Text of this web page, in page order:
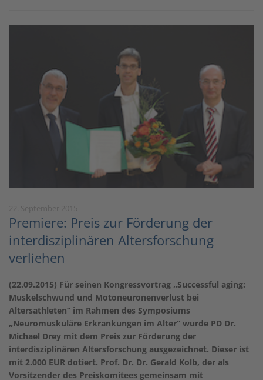
Premiere: Preis zur Förderung der
interdisziplinären Altersforschung
verliehen
(22.09.2015) Für seinen Kongressvortrag „Successful aging:
Muskelschwund und Motoneuronenverlust bei
Altersathleten“ im Rahmen des Symposiums
„Neuromuskuläre Erkrankungen im Alter“ wurde PD Dr.
Michael Drey mit dem Preis zur Förderung der
interdisziplinären Altersforschung ausgezeichnet. Dieser ist
mit 2.000 EUR dotiert. Prof. Dr. Dr. Gerald Kolb, der als
Vorsitzender des Preiskomitees gemeinsam mit